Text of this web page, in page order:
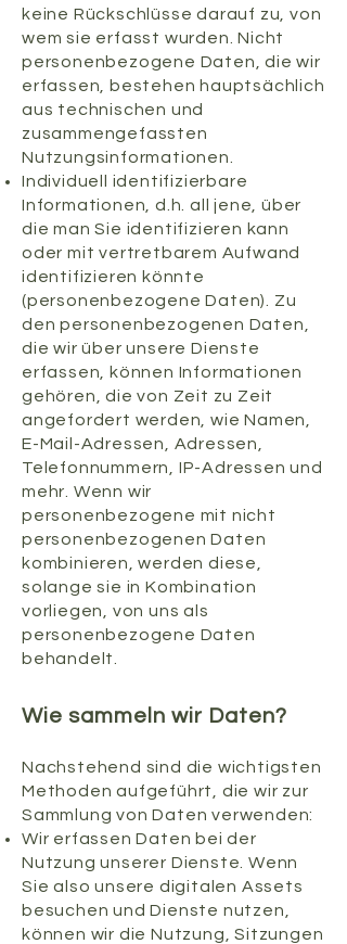
keine Rückschlüsse darauf zu, von
wem sie erfasst wurden. Nicht
personenbezogene Daten, die wir
erfassen, bestehen hauptsächlich
aus technischen und
zusammengefassten
Nutzungsinformationen.
Individuell identifizierbare
Informationen, d.h. all jene, über
die man Sie identifizieren kann
oder mit vertretbarem Aufwand
identifizieren könnte
(personenbezogene Daten). Zu
den personenbezogenen Daten,
die wir über unsere Dienste
erfassen, können Informationen
gehören, die von Zeit zu Zeit
angefordert werden, wie Namen,
E-Mail-Adressen, Adressen,
Telefonnummern, IP-Adressen und
mehr. Wenn wir
personenbezogene mit nicht
personenbezogenen Daten
kombinieren, werden diese,
solange sie in Kombination
vorliegen, von uns als
personenbezogene Daten
behandelt.
Wie sammeln wir Daten?
Nachstehend sind die wichtigsten
Methoden aufgeführt, die wir zur
Sammlung von Daten verwenden:
Wir erfassen Daten bei der
Nutzung unserer Dienste. Wenn
Sie also unsere digitalen Assets
besuchen und Dienste nutzen,
können wir die Nutzung, Sitzungen